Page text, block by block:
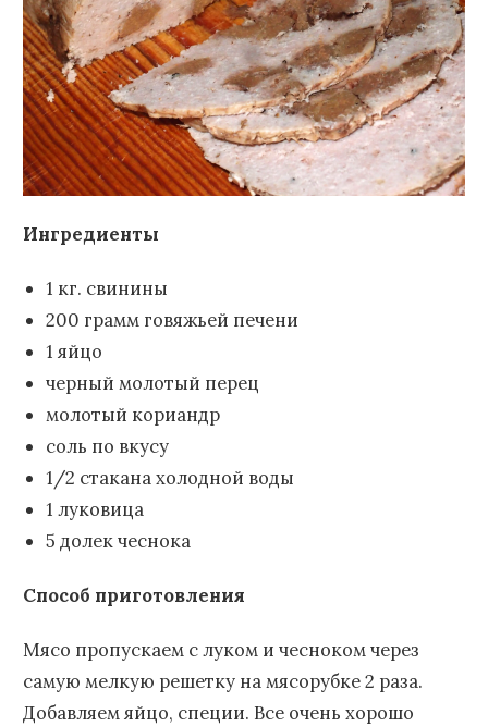
Ингредиенты
1 кг. свинины
200 грамм говяжьей печени
1 яйцо
черный молотый перец
молотый кориандр
соль по вкусу
1/2 стакана холодной воды
1 луковица
5 долек чеснока
Способ приготовления
Мясо пропускаем с луком и чесноком через
самую мелкую решетку на мясорубке 2 раза.
Добавляем яйцо, специи. Все очень хорошо